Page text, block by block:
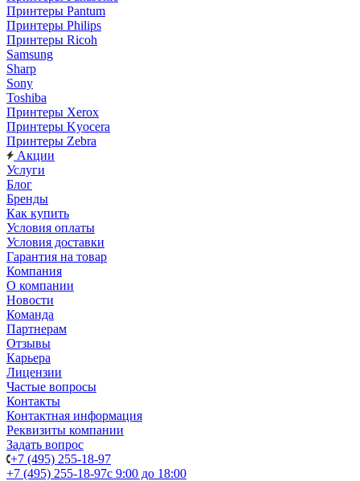
Принтеры Pantum
Принтеры Philips
Принтеры Ricoh
Samsung
Sharp
Sony
Toshiba
Принтеры Xerox
Принтеры Kyocera
Принтеры Zebra
Акции
Услуги
Блог
Бренды
Как купить
Условия оплаты
Условия доставки
Гарантия на товар
Компания
О компании
Новости
Команда
Партнерам
Отзывы
Карьера
Лицензии
Частые вопросы
Контакты
Контактная информация
Реквизиты компании
Задать вопрос
+7 (495) 255-18-97
+7 (495) 255-18-97с 9:00 до 18:00